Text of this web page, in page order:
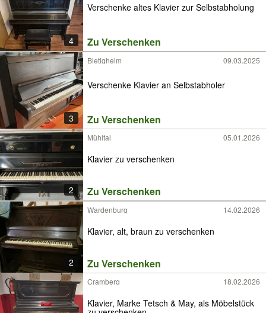
4
Verschenke altes Klavier zur Selbstabholung
Zu Verschenken
3
Bietigheim 09.03.2025
Verschenke Klavier an Selbstabholer
Zu Verschenken
2
Mühltal 05.01.2026
Klavier zu verschenken
Zu Verschenken
2
Wardenburg 14.02.2026
Klavier, alt, braun zu verschenken
Zu Verschenken
Cramberg 18.02.2026
Klavier, Marke Tetsch & May, als Möbelstück